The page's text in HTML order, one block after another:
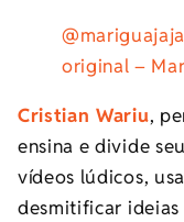
original –
Cristian Wariu,
ensina e divide
vídeos lúdicos,
desmitificar